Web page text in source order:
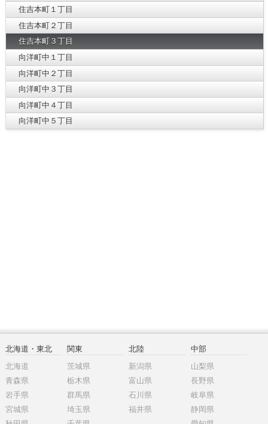
住吉本町１丁目
住吉本町２丁目
住吉本町３丁目
向洋町中１丁目
向洋町中２丁目
向洋町中３丁目
向洋町中４丁目
向洋町中５丁目
北海道・東北
北海道
青森県
岩手県
宮城県
関東
茨城県
栃木県
群馬県
埼玉県
北陸
新潟県
富山県
石川県
福井県
中部
山梨県
長野県
岐阜県
静岡県